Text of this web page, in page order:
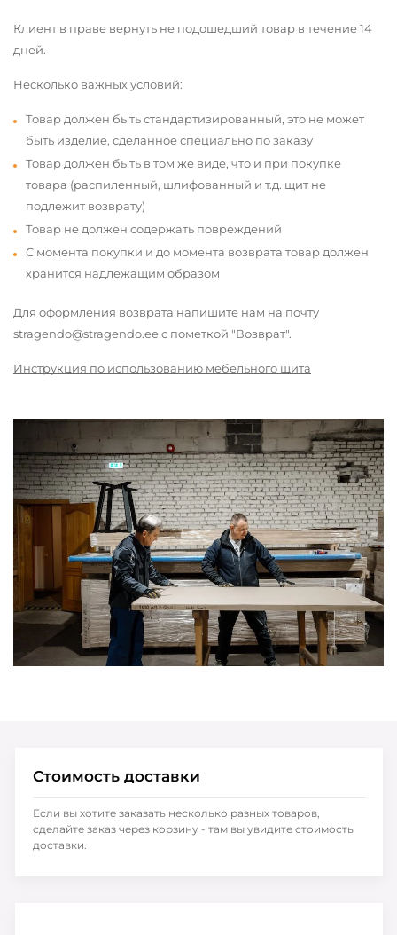
Клиент в праве вернуть не подошедший товар в течение 14
дней.
Несколько важных условий:
Товар должен быть стандартизированный, это не может
быть изделие, сделанное специально по заказу
Товар должен быть в том же виде, что и при покупке
товара (распиленный, шлифованный и т.д. щит не
подлежит возврату)
Товар не должен содержать повреждений
С момента покупки и до момента возврата товар должен
хранится надлежащим образом
Для оформления возврата напишите нам на почту
stragendo@stragendo.ee с пометкой "Возврат".
Инструкция по использованию мебельного щита
Стоимость доставки
Если вы хотите заказать несколько разных товаров,
сделайте заказ через корзину - там вы увидите стоимость
доставки.